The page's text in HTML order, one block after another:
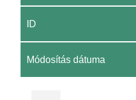
ID
Módosítás dátuma